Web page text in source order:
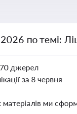
по темі:
джерел
за 8 червня
ми